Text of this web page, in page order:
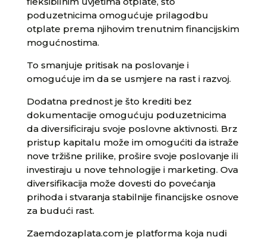
poduzetnicima omogućuje prilagodbu
otplate prema njihovim trenutnim financijskim
mogućnostima.
To smanjuje pritisak na poslovanje i
omogućuje im da se usmjere na rast i razvoj.
Dodatna prednost je što krediti bez
dokumentacije omogućuju poduzetnicima
da diversificiraju svoje poslovne aktivnosti. Brz
pristup kapitalu može im omogućiti da istraže
nove tržišne prilike, prošire svoje poslovanje ili
investiraju u nove tehnologije i marketing. Ova
diversifikacija može dovesti do povećanja
prihoda i stvaranja stabilnije financijske osnove
za budući rast.
Zaemdozaplata.com je platforma koja nudi